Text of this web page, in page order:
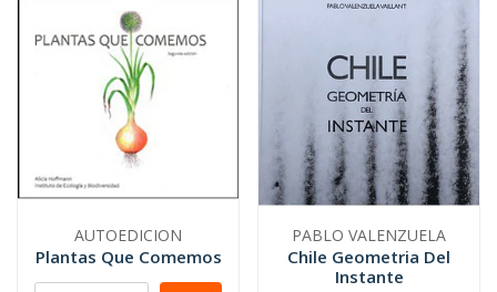
AUTOEDICION
Plantas Que Comemos
PABLO VALENZUELA
Chile Geometria Del
Instante